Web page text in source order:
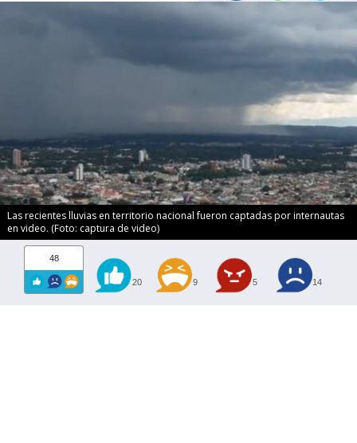
Las recientes lluvias en territorio nacional fueron captadas por internautas
en video. (Foto: captura de video)
48
20 9 5 14